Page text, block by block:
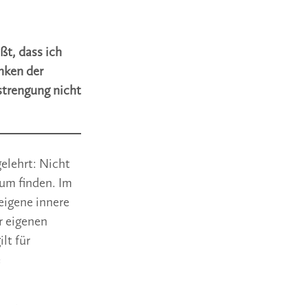
dass ich
der
nicht
Nicht
finden. Im
innere
eigenen
für